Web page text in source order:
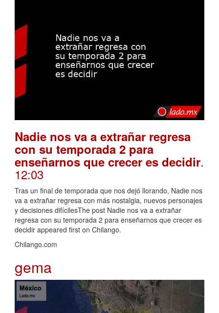
Nadie nos va a extrañar regresa
con su temporada 2 para
enseñarnos que crecer es decidir.
12:03
Tras un final de temporada que nos dejó llorando, Nadie nos
va a extrañar regresa con más nostalgia, nuevos personajes
y decisiones difícilesThe post Nadie nos va a extrañar
regresa con su temporada 2 para enseñarnos que crecer es
decidir appeared first on Chilango.
Chilango.com
gema